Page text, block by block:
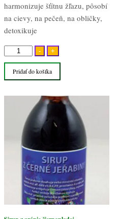
harmonizuje šťítnu žľazu, pôsobí
na cievy, na pečeň, na obličky,
detoxikuje
-
množstvo
Sirup
čiernoplodej
+
Pridať do košíka